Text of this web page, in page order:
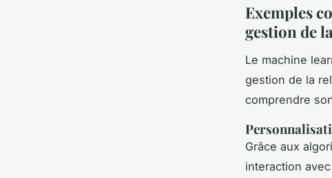
Exemples
gestion de
Le machine
gestion de la
comprendre
Grâce aux
interaction